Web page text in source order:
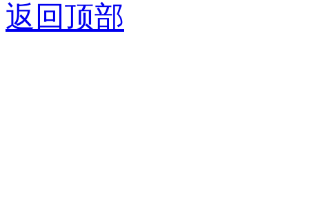
返回顶部